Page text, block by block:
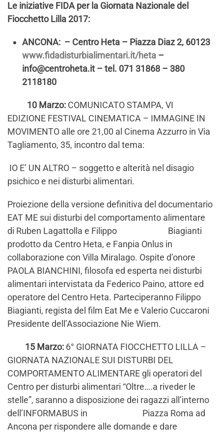
Le iniziative FIDA per la Giornata Nazionale del
Fiocchetto Lilla 2017:
ANCONA: – Centro Heta – Piazza Diaz 2, 60123
www.fidadisturbialimentari.it/heta –
info@centroheta.it – tel. 071 31868 – 380
2118180
10 Marzo: COMUNICATO STAMPA, VI
EDIZIONE FESTIVAL CINEMATICA – IMMAGINE IN
MOVIMENTO alle ore 21,00 al Cinema Azzurro in Via
Tagliamento, 35, incontro dal tema:
IO E’ UN ALTRO – soggetto e alterità nel disagio
psichico e nei disturbi alimentari.
Proiezione della versione definitiva del documentario
EAT ME sui disturbi del comportamento alimentare
di Ruben Lagattolla e Filippo Biagianti
prodotto da Centro Heta, e Fanpia Onlus in
collaborazione con Villa Miralago. Ospite d’onore
PAOLA BIANCHINI, filosofa ed esperta nei disturbi
alimentari intervistata da Federico Paino, attore ed
operatore del Centro Heta. Parteciperanno Filippo
Biagianti, regista del film Eat Me e Valerio Cuccaroni
Presidente dell’Associazione Nie Wiem.
15 Marzo: 6° GIORNATA FIOCCHETTO LILLA –
GIORNATA NAZIONALE SUI DISTURBI DEL
COMPORTAMENTO ALIMENTARE gli operatori del
Centro per disturbi alimentari “Oltre….a riveder le
stelle”, saranno a disposizione dei ragazzi all’interno
dell’INFORMABUS in Piazza Roma ad
Ancona per rispondere alle domande e dare